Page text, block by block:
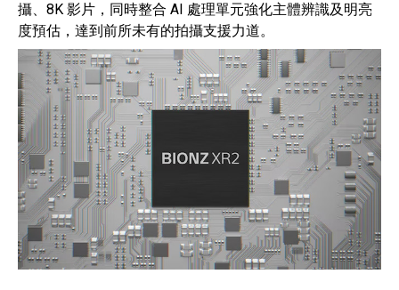
攝、8K 影片，同時整合 AI 處理單元強化主體辨識及明亮
度預估，達到前所未有的拍攝支援力道。